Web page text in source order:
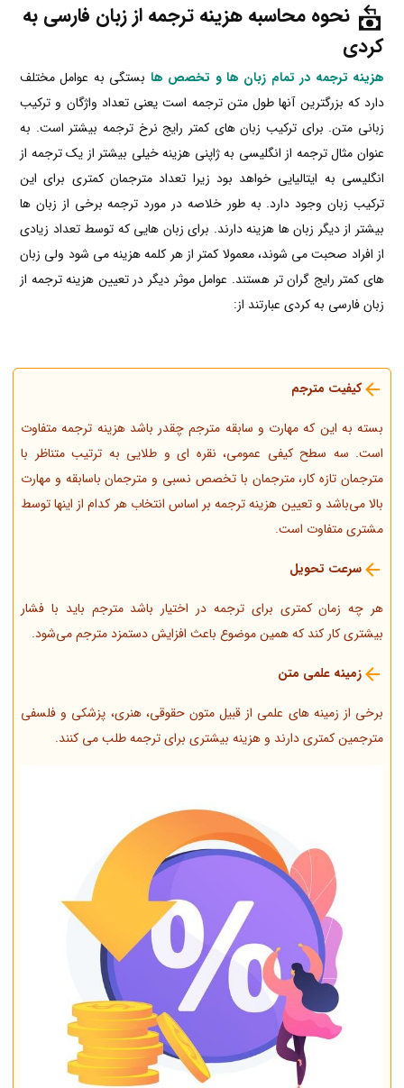
نحوه محاسبه هزینه ترجمه از زبان فارسی به
کردی
هزینه ترجمه در تمام زبان ها و تخصص ها بستگی به عوامل مختلف
دارد که بزرگترین آنها طول متن ترجمه است یعنی تعداد واژگان و ترکیب
زبانی متن. برای ترکیب زبان های کمتر رایج نرخ ترجمه بیشتر است. به
عنوان مثال ترجمه از انگلیسی به ژاپنی هزینه خیلی بیشتر از یک ترجمه از
انگلیسی به ایتالیایی خواهد بود زیرا تعداد مترجمان کمتری برای این
ترکیب زبان وجود دارد. به طور خلاصه در مورد ترجمه برخی از زبان ها
بیشتر از دیگر زبان ها هزینه دارند. برای زبان هایی که توسط تعداد زیادی
از افراد صحبت می شوند، معمولا کمتر از هر کلمه هزینه می شود ولی زبان
های کمتر رایج گران تر هستند. عوامل موثر دیگر در تعیین هزینه ترجمه از
زبان فارسی به کردی عبارتند از:
کیفیت مترجم
بسته به این که مهارت و سابقه مترجم چقدر باشد هزینه ترجمه متفاوت
است. سه سطح کیفی عمومی، نقره ای و طلایی به ترتیب متناظر با
مترجمان تازه‌ کار، مترجمان با تخصص نسبی و مترجمان باسابقه و مهارت
بالا می‌باشد و تعیین هزینه ترجمه بر اساس انتخاب هر کدام از اینها توسط
مشتری متفاوت است.
سرعت تحویل
هر چه زمان کمتری برای ترجمه در اختیار باشد مترجم باید با فشار
بیشتری کار کند که همین موضوع باعث افزایش دستمزد مترجم می‌شود.
زمینه علمی متن
برخی از زمینه های علمی از قبیل متون حقوقی، هنری، پزشکی و فلسفی
مترجمین کمتری دارند و هزینه بیشتری برای ترجمه طلب می کنند.